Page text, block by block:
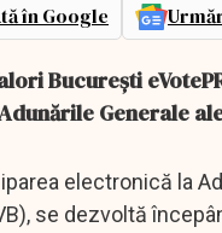
în Google
București
Generale
electronică la
se dezvoltă